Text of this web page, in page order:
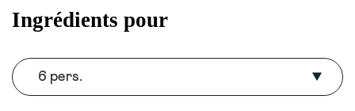
Ingrédients pour
6 pers.